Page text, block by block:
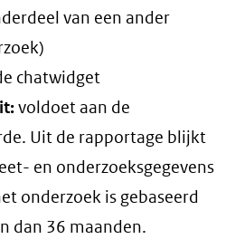
van een ander
chatwidget
voldoet aan de
. Uit de rapportage blijkt
en onderzoeksgegevens
onderzoek is gebaseerd
dan 36 maanden.